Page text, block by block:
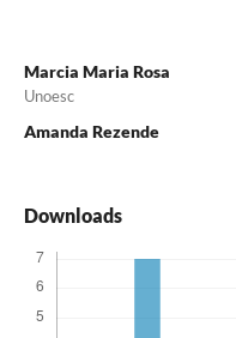
Marcia Maria Rosa
Unoesc
Amanda Rezende
Downloads